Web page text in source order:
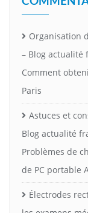
Organisation
– Blog actualité
Comment
Paris
Astuces et
Blog actualité
Problèmes de
de PC portable
Électrodes